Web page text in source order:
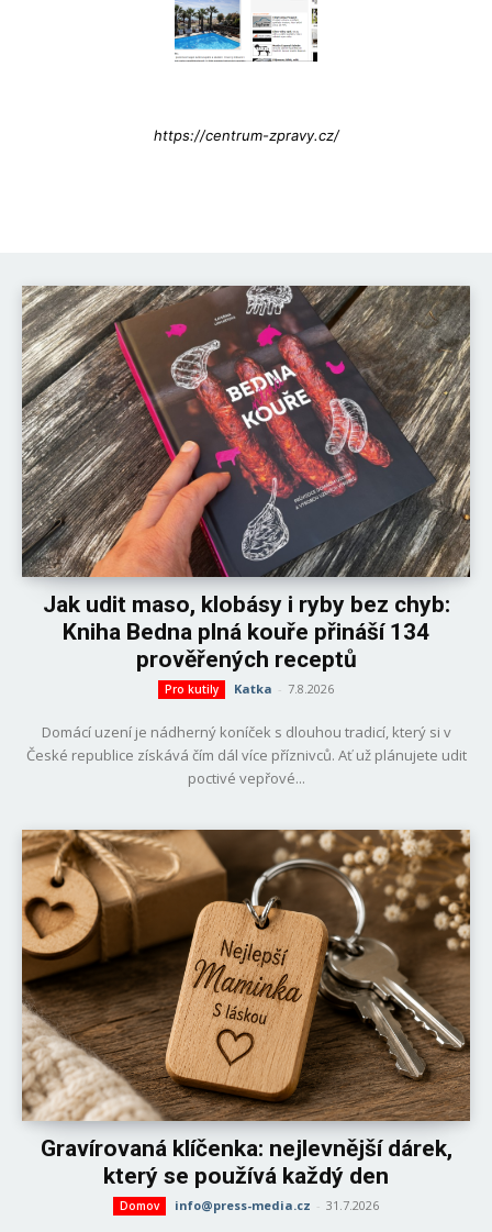
https://centrum-zpravy.cz/
Jak udit maso, klobásy i ryby bez chyb:
Kniha Bedna plná kouře přináší 134
prověřených receptů
Pro kutily Katka - 7.8.2026
Domácí uzení je nádherný koníček s dlouhou tradicí, který si v
České republice získává čím dál více příznivců. Ať už plánujete udit
poctivé vepřové...
Gravírovaná klíčenka: nejlevnější dárek,
který se používá každý den
Domov info@press-media.cz - 31.7.2026